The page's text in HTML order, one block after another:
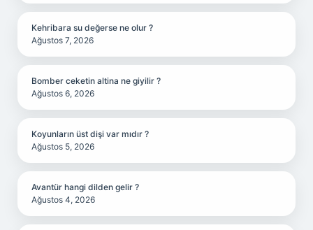
Kehribara su değerse ne olur ?
Ağustos 7, 2026
Bomber ceketin altina ne giyilir ?
Ağustos 6, 2026
Koyunların üst dişi var mıdır ?
Ağustos 5, 2026
Avantür hangi dilden gelir ?
Ağustos 4, 2026